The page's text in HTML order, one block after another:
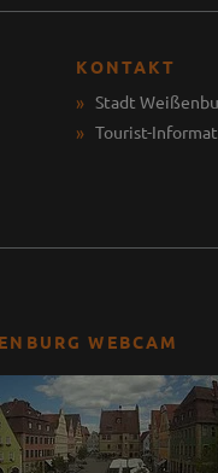
KONTAKT
Stadt
Tourist-
WEBCAM